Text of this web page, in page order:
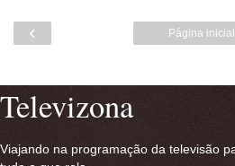
‹ Página inicial
Televizona
Viajando na programação da televisão